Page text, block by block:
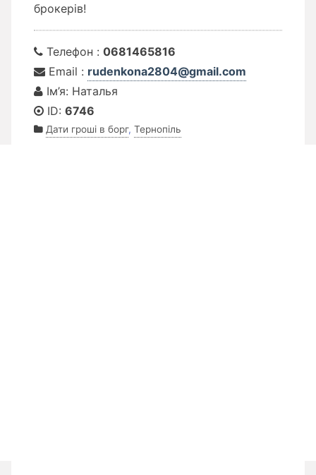
брокерів!
Телефон : 0681465816
Email : rudenkona2804@gmail.com
Ім’я: Наталья
ID: 6746
Дати гроші в борг, Тернопіль